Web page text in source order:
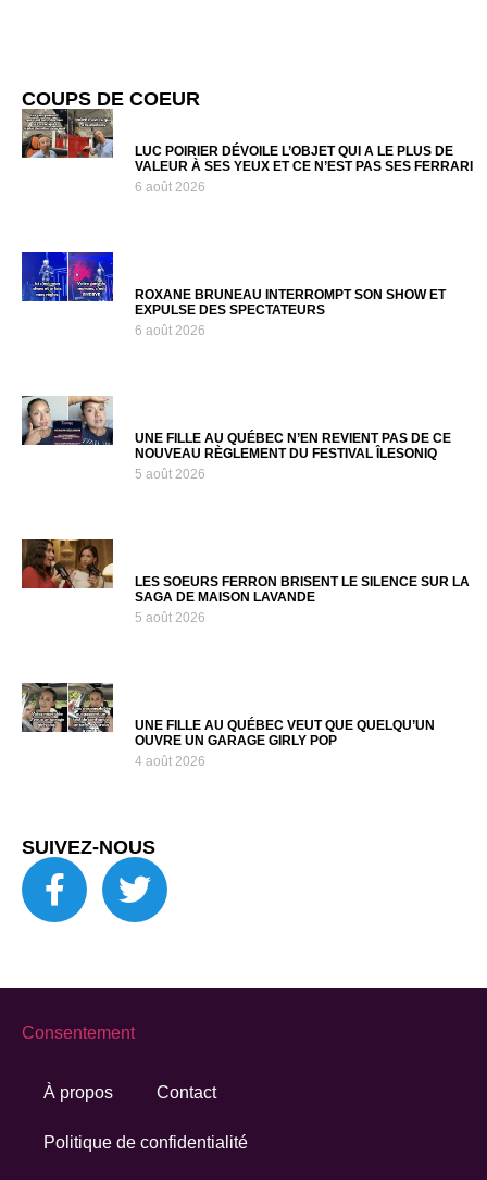
COUPS DE COEUR
LUC POIRIER DÉVOILE L’OBJET QUI A LE PLUS DE
VALEUR À SES YEUX ET CE N’EST PAS SES FERRARI
6 août 2026
ROXANE BRUNEAU INTERROMPT SON SHOW ET
EXPULSE DES SPECTATEURS
6 août 2026
UNE FILLE AU QUÉBEC N’EN REVIENT PAS DE CE
NOUVEAU RÈGLEMENT DU FESTIVAL ÎLESONIQ
5 août 2026
LES SOEURS FERRON BRISENT LE SILENCE SUR LA
SAGA DE MAISON LAVANDE
5 août 2026
UNE FILLE AU QUÉBEC VEUT QUE QUELQU’UN
OUVRE UN GARAGE GIRLY POP
4 août 2026
SUIVEZ-NOUS
À propos Contact
Politique de confidentialité
Consentement